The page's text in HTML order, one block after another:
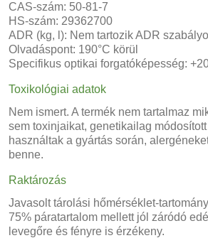
CAS-szám: 50-81-7
HS-szám: 29362700
ADR (kg, l): Nem tartozik ADR
Olvadáspont: 190°C körül
Specifikus optikai forgatóképesség:
Toxikológiai adatok
Nem ismert. A termék nem tartalmaz
sem toxinjaikat, genetikailag
használtak a gyártás során,
benne.
Raktározás
Javasolt tárolási hőmérséklet-
75% páratartalom mellett jól záródó
levegőre és fényre is érzékeny.